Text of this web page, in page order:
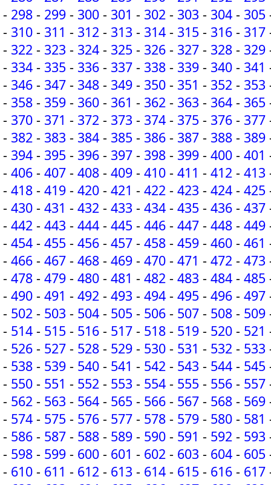
- 298 - 299 - 300 - 301 - 302 - 303 - 304 - 305
- 310 - 311 - 312 - 313 - 314 - 315 - 316 - 317
- 322 - 323 - 324 - 325 - 326 - 327 - 328 - 329
- 334 - 335 - 336 - 337 - 338 - 339 - 340 - 341
- 346 - 347 - 348 - 349 - 350 - 351 - 352 - 353
- 358 - 359 - 360 - 361 - 362 - 363 - 364 - 365
- 370 - 371 - 372 - 373 - 374 - 375 - 376 - 377
- 382 - 383 - 384 - 385 - 386 - 387 - 388 - 389
- 394 - 395 - 396 - 397 - 398 - 399 - 400 - 401
- 406 - 407 - 408 - 409 - 410 - 411 - 412 - 413
- 418 - 419 - 420 - 421 - 422 - 423 - 424 - 425
- 430 - 431 - 432 - 433 - 434 - 435 - 436 - 437
- 442 - 443 - 444 - 445 - 446 - 447 - 448 - 449
- 454 - 455 - 456 - 457 - 458 - 459 - 460 - 461
- 466 - 467 - 468 - 469 - 470 - 471 - 472 - 473
- 478 - 479 - 480 - 481 - 482 - 483 - 484 - 485
- 490 - 491 - 492 - 493 - 494 - 495 - 496 - 497
- 502 - 503 - 504 - 505 - 506 - 507 - 508 - 509
- 514 - 515 - 516 - 517 - 518 - 519 - 520 - 521
- 526 - 527 - 528 - 529 - 530 - 531 - 532 - 533
- 538 - 539 - 540 - 541 - 542 - 543 - 544 - 545
- 550 - 551 - 552 - 553 - 554 - 555 - 556 - 557
- 562 - 563 - 564 - 565 - 566 - 567 - 568 - 569
- 574 - 575 - 576 - 577 - 578 - 579 - 580 - 581
- 586 - 587 - 588 - 589 - 590 - 591 - 592 - 593
- 598 - 599 - 600 - 601 - 602 - 603 - 604 - 605
- 610 - 611 - 612 - 613 - 614 - 615 - 616 - 617